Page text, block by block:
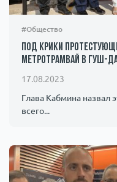
#Общество
Под крики
метротрамвай в Гуш-
17.08.2023
Глава Кабмина назвал
всего...